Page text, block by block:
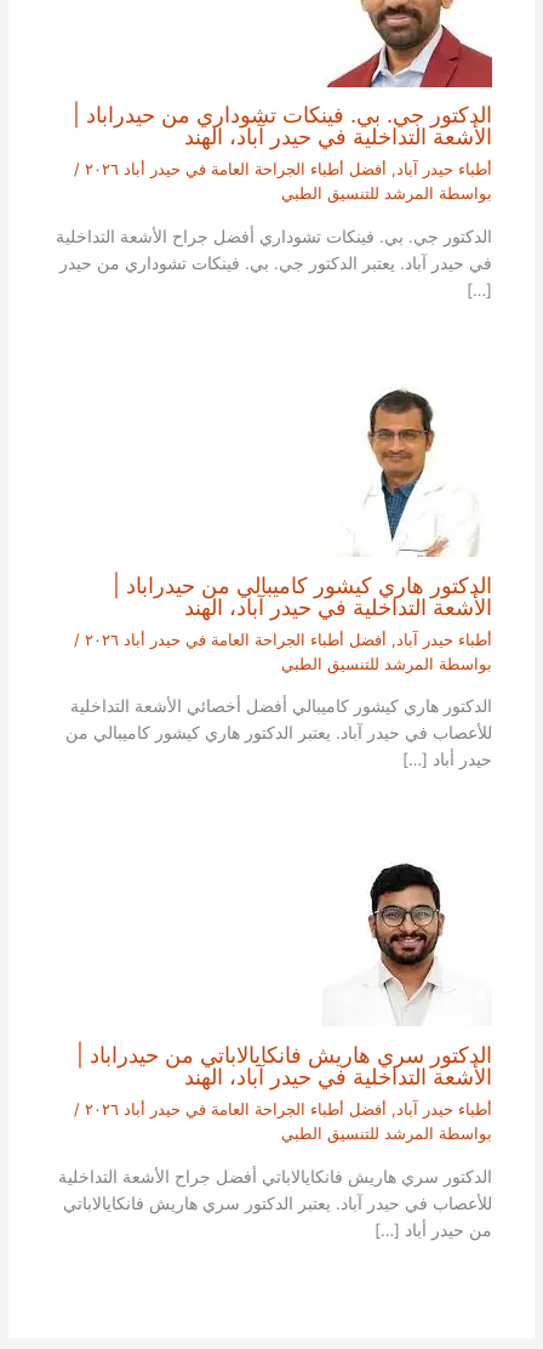
الدكتور جي. بي. فينكات تشوداري من حيدراباد |
الأشعة التداخلية في حيدر آباد، الهند
أطباء حيدر آباد, أفضل أطباء الجراحة العامة في حيدر أباد ٢٠٢٦
/
بواسطة المرشد للتنسيق الطبي
الدكتور جي. بي. فينكات تشوداري أفضل جراح الأشعة التداخلية
في حيدر آباد. يعتبر الدكتور جي. بي. فينكات تشوداري من حيدر
[…]
الدكتور هاري كيشور كاميبالي من حيدراباد |
الأشعة التداخلية في حيدر آباد، الهند
أطباء حيدر آباد , أفضل أطباء الجراحة العامة في حيدر أباد ٢٠٢٦
/
بواسطة المرشد للتنسيق الطبي
الدكتور هاري كيشور كاميبالي أفضل أخصائي الأشعة التداخلية
للأعصاب في حيدر آباد. يعتبر الدكتور هاري كيشور كاميبالي من
حيدر أباد […]
الدكتور سري هاريش فانكايالاباتي من حيدراباد |
الأشعة التداخلية في حيدر آباد، الهند
أطباء حيدر آباد, أفضل أطباء الجراحة العامة في حيدر أباد ٢٠٢٦
/
بواسطة المرشد للتنسيق الطبي
الدكتور سري هاريش فانكايالاباتي أفضل جراح الأشعة التداخلية
للأعصاب في حيدر آباد. يعتبر الدكتور سري هاريش فانكايالاباتي
من حيدر أباد […]